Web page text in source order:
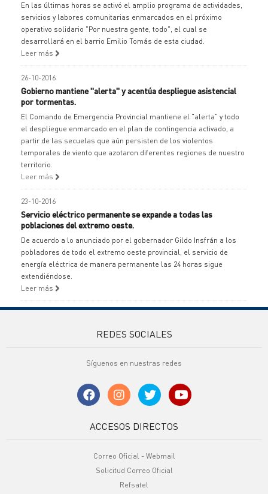
En las últimas horas se activó el amplio programa de actividades,
servicios y labores comunitarias enmarcados en el próximo
operativo solidario "Por nuestra gente, todo", el cual se
desarrollará en el barrio Emilio Tomás de esta ciudad.
Leer más
26-10-2016
Gobierno mantiene "alerta" y acentúa despliegue asistencial
por tormentas.
El Comando de Emergencia Provincial mantiene el "alerta" y todo
el despliegue enmarcado en el plan de contingencia activado, a
partir de las secuelas que aún persisten de los violentos
temporales de viento que azotaron diferentes regiones de nuestro
territorio.
Leer más
23-10-2016
Servicio eléctrico permanente se expande a todas las
poblaciones del extremo oeste.
De acuerdo a lo anunciado por el gobernador Gildo Insfrán a los
pobladores de todo el extremo oeste provincial, el servicio de
energía eléctrica de manera permanente las 24 horas sigue
extendiéndose.
Leer más
REDES SOCIALES
Síguenos en nuestras redes
ACCESOS DIRECTOS
Correo Oficial - Webmail
Solicitud Correo Oficial
Refsatel